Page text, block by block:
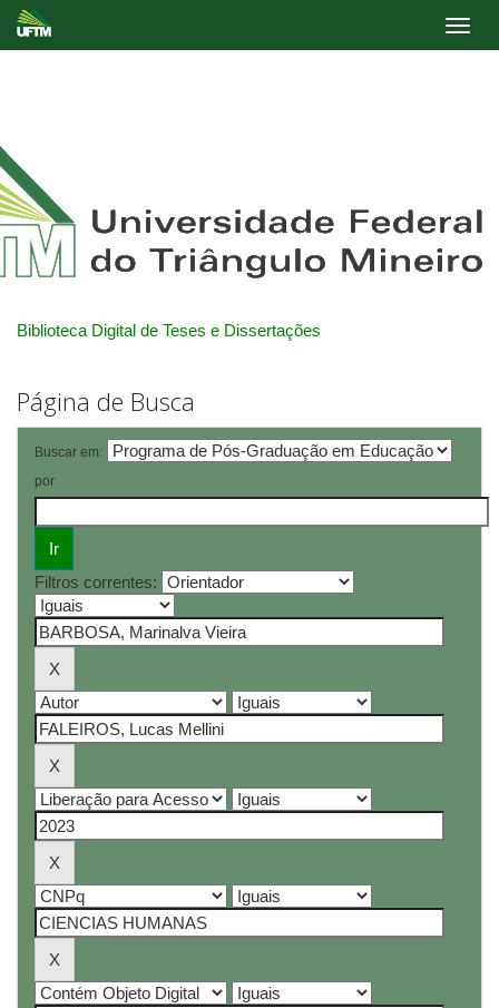
Biblioteca Digital de Teses e Dissertações
Página de Busca
Buscar em:
por
Filtros correntes: